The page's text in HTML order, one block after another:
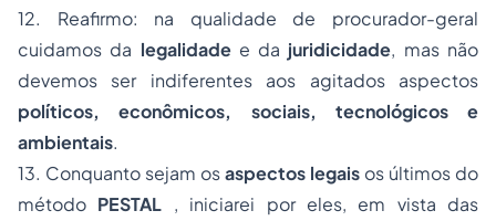
12. Reafirmo: na qualidade de procurador-geral
cuidamos da legalidadee da juridicidade, mas não
devemos ser indiferentes aos agitados aspectos
políticos, econômicos, sociais, tecnológicos e
ambientais.
13. Conquanto sejam osaspectos legais os últimos do
método PESTAL , iniciarei por eles, em vista das